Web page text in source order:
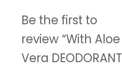
Be the first to
review “With Aloe
Vera DEODORANT